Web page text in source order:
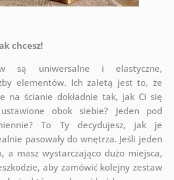
chcesz!
są uniwersalne i elastyczne,
elementów. Ich zaletą jest to, że
na ścianie dokładnie tak, jak Ci się
obok siebie? Jeden pod
To Ty decydujesz, jak je
pasowały do wnętrza. Jeśli jeden
a masz wystarczająco dużo miejsca,
aby zamówić kolejny zestaw